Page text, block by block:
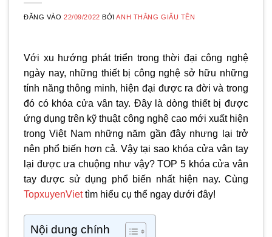
ĐĂNG VÀO22/09/2022 BỞIANH THẮNG GIẤU TÊN
Với xu hướng phát triển trong thời đại công nghệ
ngày nay, những thiết bị công nghệ sở hữu những
tính năng thông minh, hiện đại được ra đời và trong
đó có khóa cửa vân tay. Đây là dòng thiết bị được
ứng dụng trên kỹ thuật công nghệ cao mới xuất hiện
trong Việt Nam những năm gần đây nhưng lại trở
nên phổ biến hơn cả. Vậy tại sao khóa cửa vân tay
lại được ưa chuộng như vậy? TOP 5 khóa cửa vân
tay được sử dụng phổ biến nhất hiện nay. Cùng
TopxuyenViettìm hiểu cụ thể ngay dưới đây!
Nội dung chính